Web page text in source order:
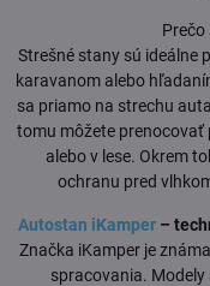
Strešné stany sú ideálne
karavanom alebo
sa priamo na strechu
tomu môžete prenocovať
alebo v lese. Okrem
ochranu pred
Autostan iKamper–
Značka iKamper je
spracovania. Modely